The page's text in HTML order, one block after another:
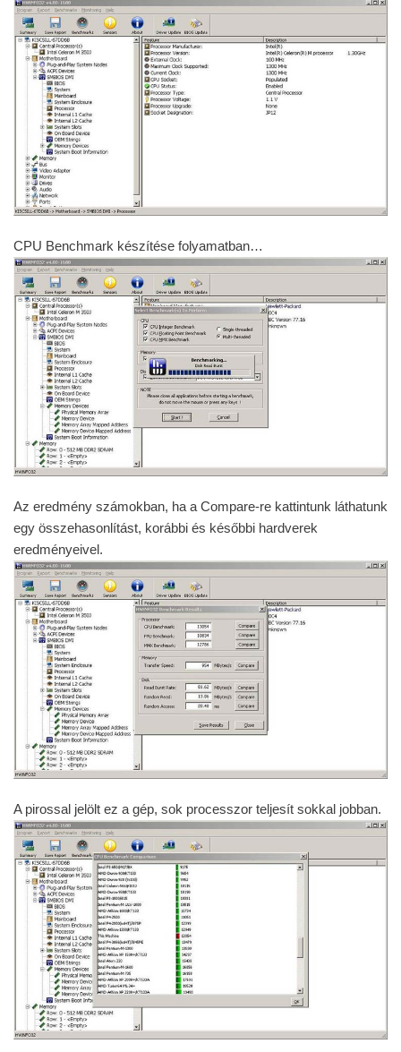
CPU Benchmark készítése folyamatban…
Az eredmény számokban, ha a Compare-re kattintunk láthatunk
egy összehasonlítást, korábbi és későbbi hardverek
eredményeivel.
A pirossal jelölt ez a gép, sok processzor teljesít sokkal jobban.